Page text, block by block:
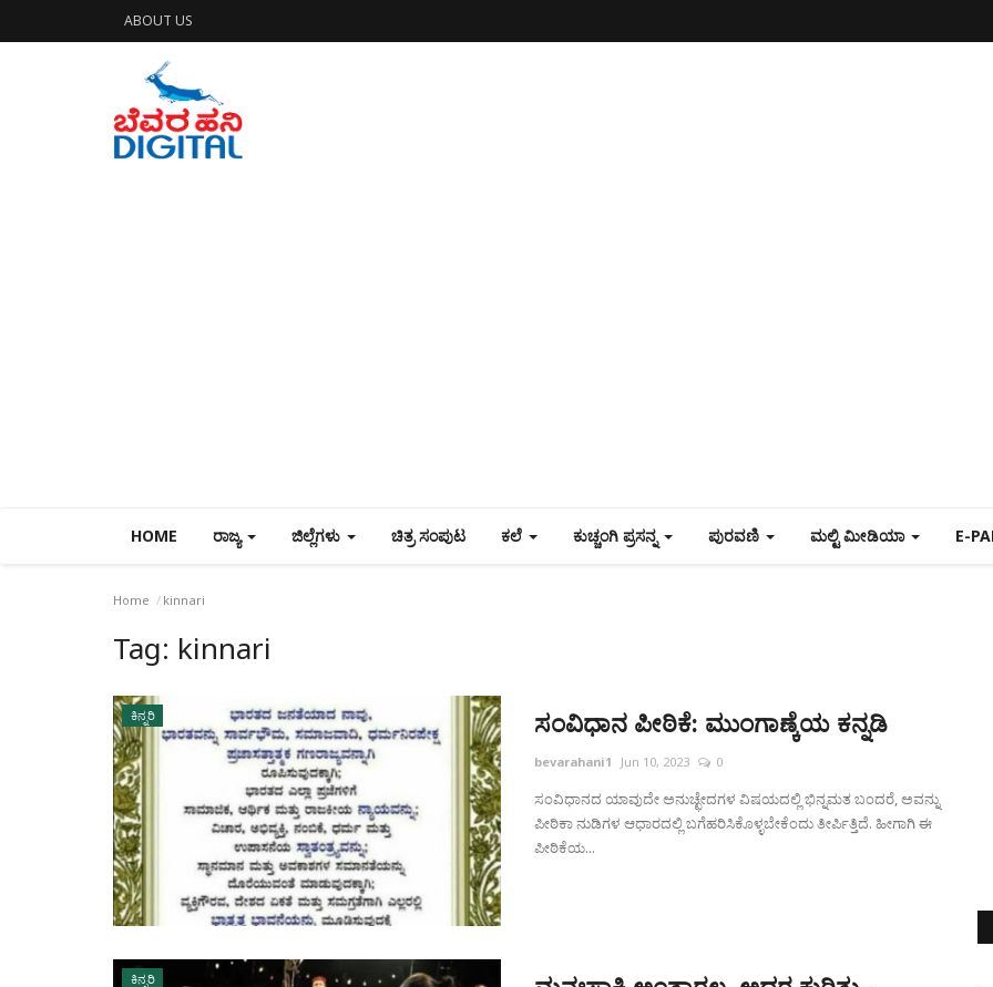
ABOUT US
HOME ರಾಜ್ಯ ಜಿಲ್ಲೆಗಳು ಚಿತ್ರ ಸಂಪುಟ ಕಲೆ ಕುಚ್ಚಂಗಿ ಪ್ರಸನ್ನ ಪುರವಣಿ ಮಲ್ಟಿ ಮೀಡಿಯಾ E-
Home kinnari
Tag: kinnari
ಕಿನ್ನರಿ ಸಂವಿಧಾನ ಪೀಠಿಕೆ: ಮುಂಗಾಣ್ಕೆಯ ಕನ್ನಡಿ
bevarahani1 Jun 10, 2023 0
ಸಂವಿಧಾನದ ಯಾವುದೇ ಅನುಚ್ಛೇದಗಳ ವಿಷಯದಲ್ಲಿ ಭಿನ್ನಮತ ಬಂದರೆ, ಅವನ್ನು
ಪೀಠಿಕಾ ನುಡಿಗಳ ಆಧಾರದಲ್ಲಿ ಬಗೆಹರಿಸಿಕೊಳ್ಳಬೇಕೆಂದು ತೀರ್ಪಿತ್ತಿದೆ. ಹೀಗಾಗಿ ಈ
ಪೀಠಿಕೆಯ...
ಕಿನ್ನರಿ